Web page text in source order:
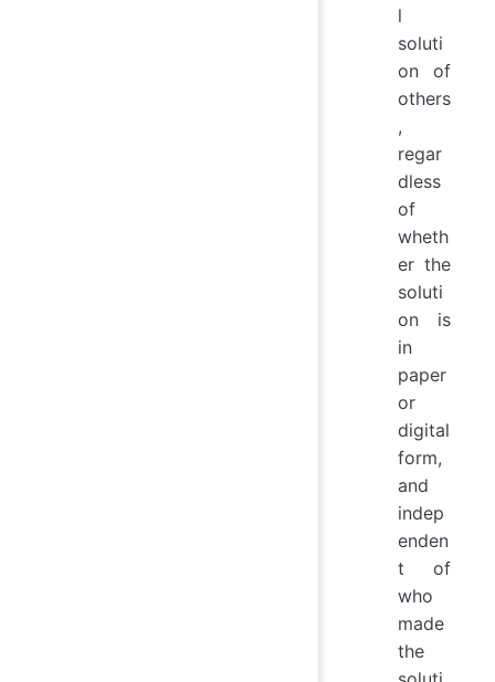
l
soluti
on of
others
,
regar
dless
of
wheth
er the
soluti
on is
in
paper
or
digital
form,
and
indep
enden
t of
who
made
the